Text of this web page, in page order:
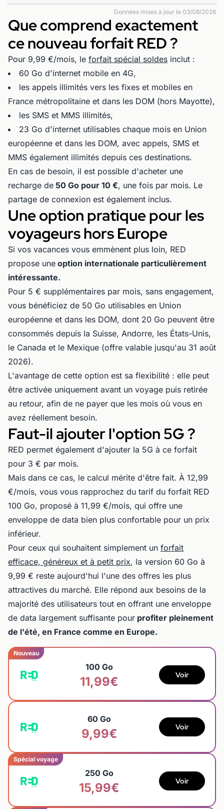
Données mises à jour le 03/08/2026
Que comprend exactement
ce nouveau forfait RED ?
Pour 9,99 €/mois, le forfait spécial soldes inclut :
60 Go d'internet mobile en 4G,
les appels illimités vers les fixes et mobiles en
France métropolitaine et dans les DOM (hors Mayotte),
les SMS et MMS illimités,
23 Go d'internet utilisables chaque mois en Union
européenne et dans les DOM, avec appels, SMS et
MMS également illimités depuis ces destinations.
En cas de besoin, il est possible d'acheter une
recharge de 50 Go pour 10 €, une fois par mois. Le
partage de connexion est également inclus.
Une option pratique pour les
voyageurs hors Europe
Si vos vacances vous emmènent plus loin, RED
propose une option internationale particulièrement
intéressante.
Pour 5 € supplémentaires par mois, sans engagement,
vous bénéficiez de 50 Go utilisables en Union
européenne et dans les DOM, dont 20 Go peuvent être
consommés depuis la Suisse, Andorre, les États-Unis,
le Canada et le Mexique (offre valable jusqu'au 31 août
2026).
L'avantage de cette option est sa flexibilité : elle peut
être activée uniquement avant un voyage puis retirée
au retour, afin de ne payer que les mois où vous en
avez réellement besoin.
Faut-il ajouter l'option 5G ?
RED permet également d'ajouter la 5G à ce forfait
pour 3 € par mois.
Mais dans ce cas, le calcul mérite d'être fait. À 12,99
€/mois, vous vous rapprochez du tarif du forfait RED
100 Go, proposé à 11,99 €/mois, qui offre une
enveloppe de data bien plus confortable pour un prix
inférieur.
Pour ceux qui souhaitent simplement un forfait
efficace, généreux et à petit prix, la version 60 Go à
9,99 € reste aujourd'hui l'une des offres les plus
attractives du marché. Elle répond aux besoins de la
majorité des utilisateurs tout en offrant une enveloppe
de data largement suffisante pour profiter pleinement
de l'été, en France comme en Europe.
Nouveau
100 Go
11,99€ Voir
60 Go
9,99€ Voir
Spécial voyage
250 Go
15,99€ Voir